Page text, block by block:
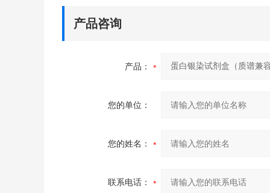
产品咨询
产品：
您的单位：
您的姓名：
联系电话：